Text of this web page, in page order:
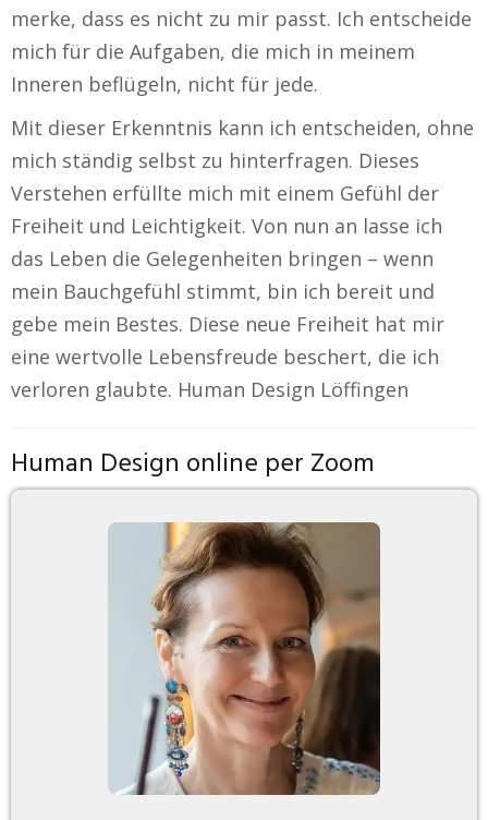
merke, dass es nicht zu mir passt. Ich entscheide
mich für die Aufgaben, die mich in meinem
Inneren beflügeln, nicht für jede.
Mit dieser Erkenntnis kann ich entscheiden, ohne
mich ständig selbst zu hinterfragen. Dieses
Verstehen erfüllte mich mit einem Gefühl der
Freiheit und Leichtigkeit. Von nun an lasse ich
das Leben die Gelegenheiten bringen – wenn
mein Bauchgefühl stimmt, bin ich bereit und
gebe mein Bestes. Diese neue Freiheit hat mir
eine wertvolle Lebensfreude beschert, die ich
verloren glaubte. Human Design Löffingen
Human Design online per Zoom